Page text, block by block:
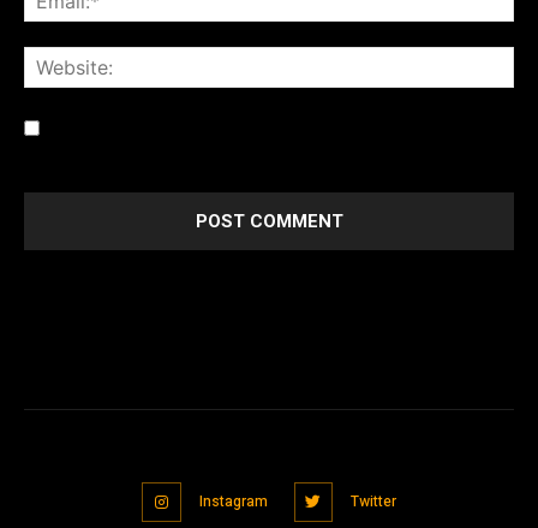
Instagram Twitter